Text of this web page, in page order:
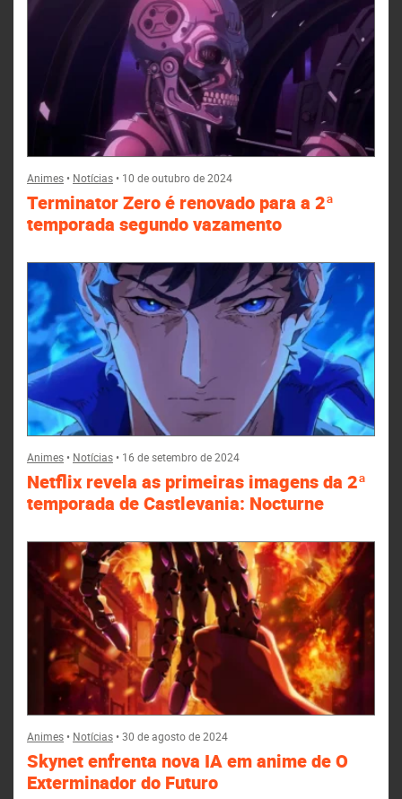
Animes• Notícias• 10 de outubro de 2024
Terminator Zero é renovado para a 2ª
temporada segundo vazamento
Animes• Notícias• 16 de setembro de 2024
Netflix revela as primeiras imagens da 2ª
temporada de Castlevania: Nocturne
Animes• Notícias•30 de agosto de 2024
Skynet enfrenta nova IA em anime de O
Exterminador do Futuro